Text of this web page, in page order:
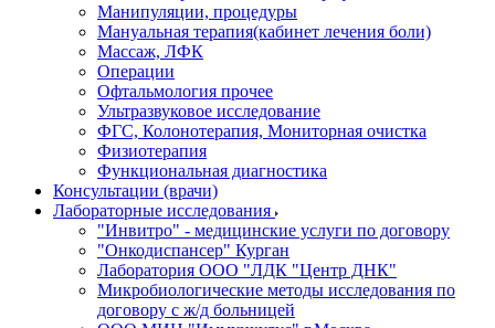
Манипуляции, процедуры
Мануальная терапия(кабинет лечения боли)
Массаж, ЛФК
Операции
Офтальмология прочее
Ультразвуковое исследование
ФГС, Колонотерапия, Мониторная очистка
Физиотерапия
Функциональная диагностика
Консультации (врачи)
Лабораторные исследования
"Инвитро" - медицинские услуги по договору
"Онкодиспансер" Курган
Лаборатория ООО "ЛДК "Центр ДНК"
Микробиологические методы исследования по
договору с ж/д больницей